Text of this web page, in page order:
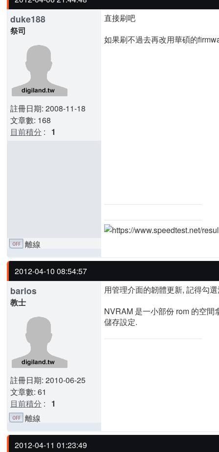
duke188
祭司
註冊日期: 2008-11-18
文章數: 168
目前積分 : 1
直接刷吧
如果刷不過去再改用華碩的
離線
2012-04-10 08:54:57
barlos
教士
註冊日期: 2010-06-25
文章數: 61
目前積分 : 1
用管理介面的韌體更新, 記得勾
NVRAM 是一小部份 rom 的空
儲存設定.
離線
2012-04-11 01:23:49